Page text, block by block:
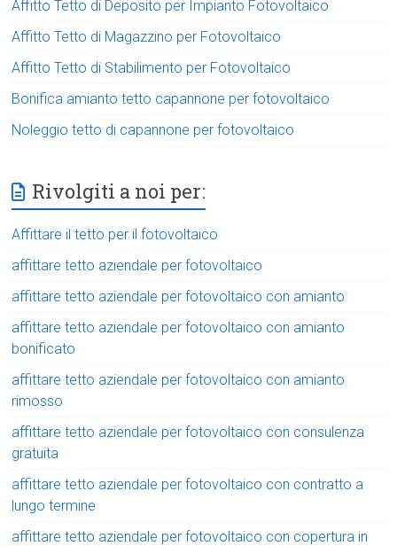
Affitto Tetto di Deposito per Impianto Fotovoltaico
Affitto Tetto di Magazzino per Fotovoltaico
Affitto Tetto di Stabilimento per Fotovoltaico
Bonifica amianto tetto capannone per fotovoltaico
Noleggio tetto di capannone per fotovoltaico
Rivolgiti a noi per:
Affittare il tetto per il fotovoltaico
affittare tetto aziendale per fotovoltaico
affittare tetto aziendale per fotovoltaico con amianto
affittare tetto aziendale per fotovoltaico con amianto
bonificato
affittare tetto aziendale per fotovoltaico con amianto
rimosso
affittare tetto aziendale per fotovoltaico con consulenza
gratuita
affittare tetto aziendale per fotovoltaico con contratto a
lungo termine
affittare tetto aziendale per fotovoltaico con copertura in